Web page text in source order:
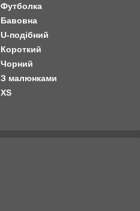
Футболка
Бавовна
U-подібний
Короткий
Чорний
З малюнками
XS